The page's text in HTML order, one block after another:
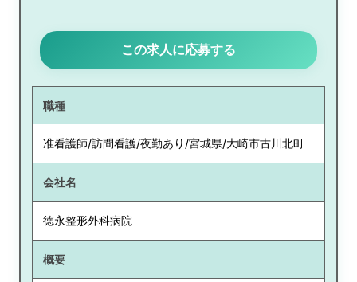
この求人に応募する
職種
准看護師/訪問看護/夜勤あり/宮城県/大崎市古川北町
会社名
徳永整形外科病院
概要